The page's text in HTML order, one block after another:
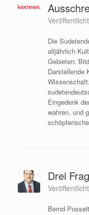
Die
alljährlich
Gebieten:
Darstellende
Eingedenk
wahren, und
Drei
Bernd